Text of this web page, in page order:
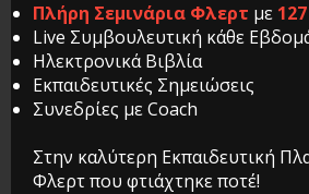
Αν υπάρχει κάτι καλό όταν
τραυματικό γεγονός ή
ζωή σου, είναι ότι σου
διαύγεια. Είναι συνήθως
μεγάλη αλλαγή ή μεγάλο
που συνειδητοποιούμε ότι
Πλήρη Σεμινάρια Φλερτ με
Live Συμβουλευτική κάθε
Ηλεκτρονικά Βιβλία
Εκπαιδευτικές Σημειώσεις
Συνεδρίες με Coach
Στην καλύτερη Εκπαιδευτική
Φλερτ που φτιάχτηκε ποτέ!